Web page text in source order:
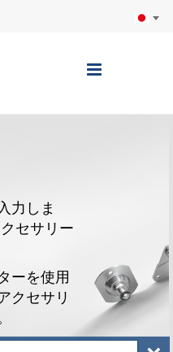
ナ
力しま
セサリー
ーを使用
クセサリ